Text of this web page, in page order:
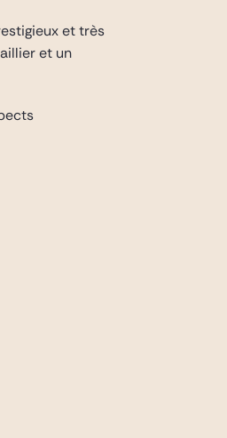
et très
et un